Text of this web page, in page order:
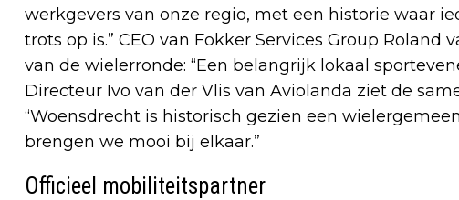
werkgevers van onze regio, met een historie waar
trots op is.” CEO van Fokker Services Group
van de wielerronde: “Een belangrijk lokaal
Directeur Ivo van der Vlis van Aviolanda ziet de
“Woensdrecht is historisch gezien een
brengen we mooi bij elkaar.”
Officieel mobiliteitspartner